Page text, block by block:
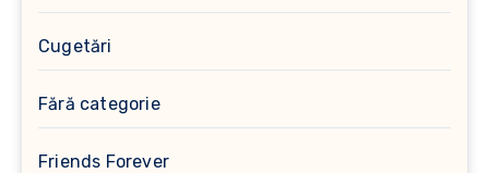
Cugetări
Fără categorie
Friends Forever